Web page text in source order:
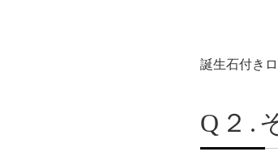
誕生石付き
Q２.